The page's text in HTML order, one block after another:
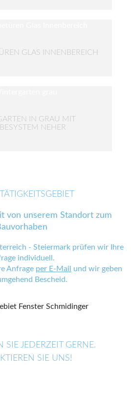
GLAS INNENBEREICH
IN GRAU MIT
NEHER
von unserem Standort zum
- Steiermark prüfen wir Ihre
individuell.
Anfrage per E-Mail
und wir geben
Bescheid.
SIE JEDERZEIT GERNE.
SIE UNS!